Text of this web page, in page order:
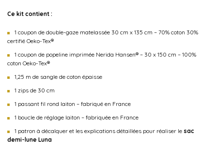
Ce kit contient :
1 coupon de double-gaze matelassée 30 cm x 135 cm – 70% coton 30%
certifié Oeko-Tex®
1 coupon de popeline imprimée Nerida Hansen® – 30 x 150 cm – 100%
coton Oeko-Tex®
1,25 m de sangle de coton épaisse
1 zips de 30 cm
1 passant fil rond laiton – fabriqué en France
1 boucle de réglage laiton – fabriquée en France
1 patron à décalquer et les explications détaillées pour réaliser le sac
demi-lune Luna